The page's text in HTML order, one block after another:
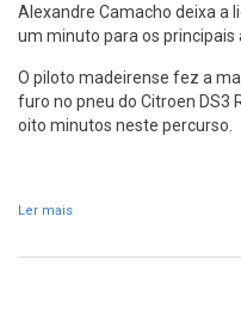
Alexandre Camacho deixa a
um minuto para os principais
O piloto madeirense fez a
furo no pneu do Citroen DS3
oito minutos neste percurso.
Ler mais